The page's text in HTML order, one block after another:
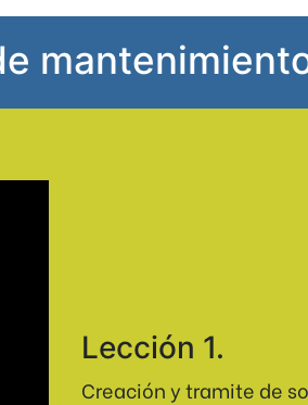
Lección 1.
Creación y tramite de